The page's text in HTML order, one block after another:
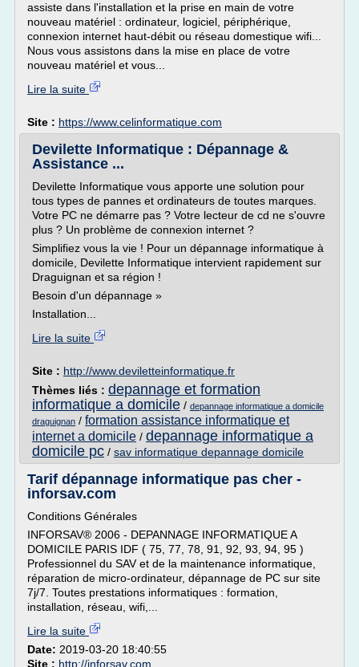
assiste dans l'installation et la prise en main de votre
nouveau matériel : ordinateur, logiciel, périphérique,
connexion internet haut-débit ou réseau domestique wifi...
Nous vous assistons dans la mise en place de votre
nouveau matériel et vous...
Lire la suite
Site : https://www.celinformatique.com
Devilette Informatique : Dépannage &
Assistance ...
Devilette Informatique vous apporte une solution pour
tous types de pannes et ordinateurs de toutes marques.
Votre PC ne démarre pas ? Votre lecteur de cd ne s'ouvre
plus ? Un problème de connexion internet ?
Simplifiez vous la vie ! Pour un dépannage informatique à
domicile, Devilette Informatique intervient rapidement sur
Draguignan et sa région !
Besoin d'un dépannage »
Installation...
Lire la suite
Site : http://www.deviletteinformatique.fr
Thèmes liés : depannage et formation
informatique a domicile / depannage informatique a domicile
draguignan / formation assistance informatique et
internet a domicile / depannage informatique a
domicile pc / sav informatique depannage domicile
Tarif dépannage informatique pas cher -
inforsav.com
Conditions Générales
INFORSAV® 2006 - DEPANNAGE INFORMATIQUE A
DOMICILE PARIS IDF ( 75, 77, 78, 91, 92, 93, 94, 95 )
Professionnel du SAV et de la maintenance informatique,
réparation de micro-ordinateur, dépannage de PC sur site
7j/7. Toutes prestations informatiques : formation,
installation, réseau, wifi,...
Lire la suite
Date: 2019-03-20 18:40:55
Site : http://inforsav.com